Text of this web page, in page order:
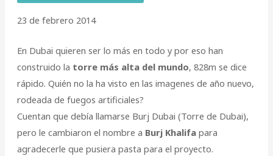
23 de febrero 2014
En Dubai quieren ser lo más en todo y por eso han
construido la torre más alta del mundo, 828m se dice
rápido. Quién no la ha visto en las imagenes de año nuevo,
rodeada de fuegos artificiales?
Cuentan que debía llamarse Burj Dubai (Torre de Dubai),
pero le cambiaron el nombre a Burj Khalifapara
agradecerle que pusiera pasta para el proyecto.